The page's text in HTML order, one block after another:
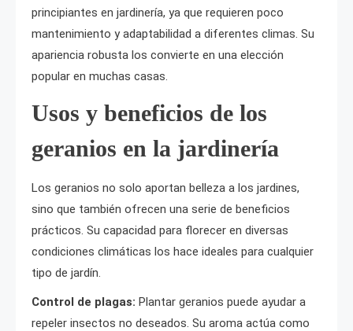
principiantes en jardinería, ya que requieren poco
mantenimiento y adaptabilidad a diferentes climas. Su
apariencia robusta los convierte en una elección
popular en muchas casas.
Usos y beneficios de los
geranios en la jardinería
Los geranios no solo aportan belleza a los jardines,
sino que también ofrecen una serie de beneficios
prácticos. Su capacidad para florecer en diversas
condiciones climáticas los hace ideales para cualquier
tipo de jardín.
Control de plagas: Plantar geranios puede ayudar a
repeler insectos no deseados. Su aroma actúa como